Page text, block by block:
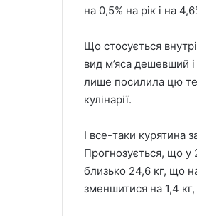
l
на 0,5% на рік і на
Що стосується
вид м’яса дешевший
лише посилила цю
кулінарії.
І все-таки курятина
Прогнозується, що у
близько 24,6 кг, що
зменшитися на 1,4